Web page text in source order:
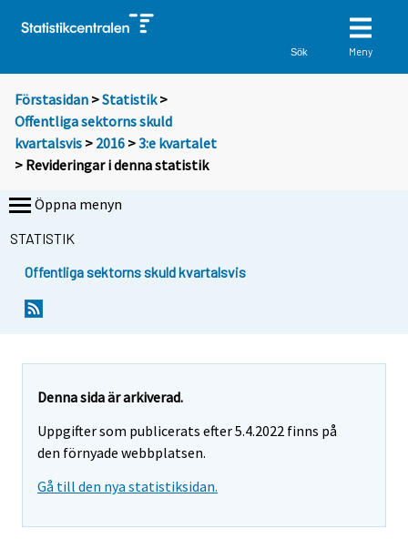
Sök Meny
Förstasidan >Statistik >
Offentliga sektorns skuld
kvartalsvis > 2016 >3:e kvartalet
> Revideringar i denna statistik
Öppna menyn
STATISTIK
Offentliga sektorns skuld kvartalsvis
Denna sida är arkiverad.
Uppgifter som publicerats efter 5.4.2022 finns på
den förnyade webbplatsen.
Gå till den nya statistiksidan.